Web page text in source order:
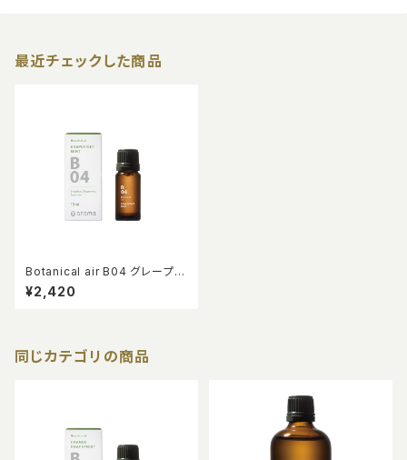
最近チェックした商品
Botanical air B04 グレープフ
ルーツミント 10ml
¥2,420
同じカテゴリの商品